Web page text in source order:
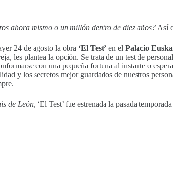
ahora mismo o un millón dentro de diez años? Así
24 de agosto la obra ‘El Test’ en el Palacio
les plantea la opción. Se trata de un test de
con una pequeña fortuna al instante o
y los secretos mejor guardados de nuestros
de León, ‘El Test’ fue estrenada la pasada